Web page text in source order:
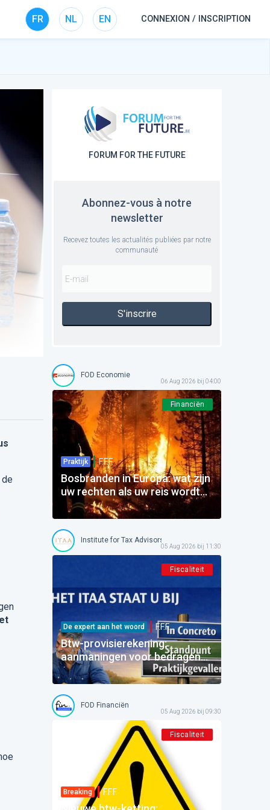
FR NL EN CONNEXION / INSCRIPTION
FORUM FOR THE FUTURE
Abonnez-vous à notre
newsletter
Recevez toutes les actualités publiées par notre
communauté
S'inscrire
FOD Economie
06 Aug 2026 bij 04:00
Financiën
Praktijk F.F.F.
Bosbranden in Europa: wat zijn
uw rechten als uw reis wordt
beïnvloed?
Institute for Tax Advisors and Accountants
05 Aug 2026 bij 11:30
Fiscaliteit
De expert aan het woord F.F.F.
Btw-provisierekening:
aanmaningen voor bedragen
die al betaald zijn
FOD Financiën
05 Aug 2026 bij 09:30
Fiscaliteit
Breaking F.F.F.